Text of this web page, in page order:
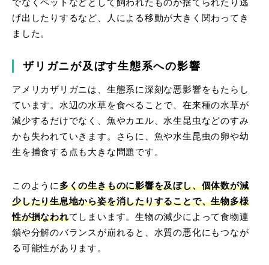
でなくペットなどとして飼われたものが捨てられたり逃
げ出したりするなど、人による移動が大きく関わってき
ました。
ザリガニが及ぼす生態系への影響
アメリカザリガニは、生態系に深刻な悪影響をもたらし
ています。水辺の水草を食べることで、在来種の水草が
減少するだけでなく、魚やカエル、水生昆虫などのすみ
かも失われていきます。さらに、魚や水生昆虫の卵や幼
生を捕食する点も大きな問題です。
このように多くの生きものに影響を及ぼし、個体数が減
少したり生息地から姿を消したりすることで、生物多様
性が損なわれてしまいます。生物の減少によって食物連
鎖や分解のバランスが崩れると、水質の悪化にもつなが
る可能性があります。